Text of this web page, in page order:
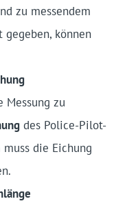
zu messendem
können
zu
des Police-Pilot-
die Eichung